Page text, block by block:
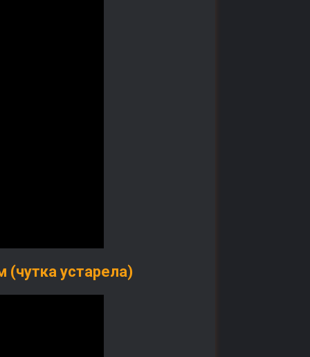
(чутка устарела)